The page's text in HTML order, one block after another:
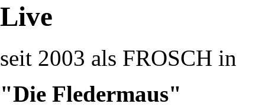
Live
seit 2003 als FROSCH in
"Die Fledermaus"